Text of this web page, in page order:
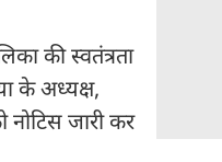
की स्वतंत्रता
के अध्यक्ष,
जारी कर